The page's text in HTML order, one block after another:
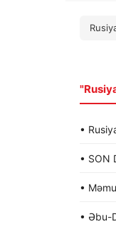
•
• SON
•
• Əbu-